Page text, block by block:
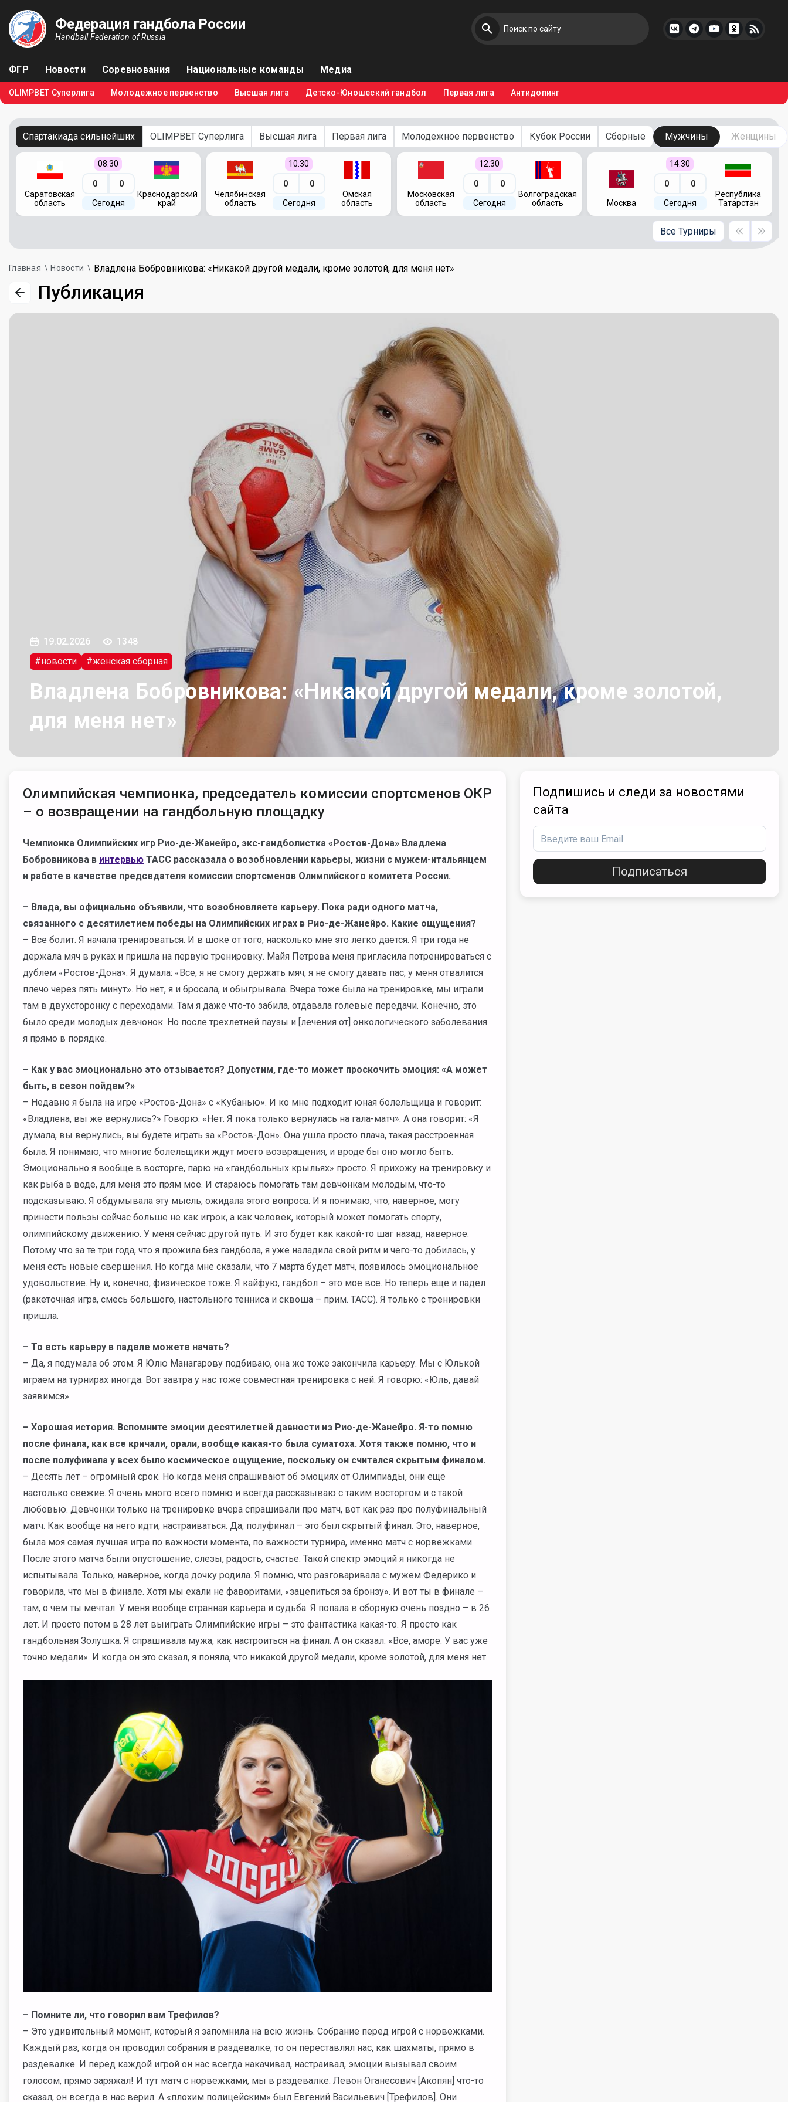
Федерация гандбола России
Handball Federation of Russia
ФГР Новости Соревнования Национальные команды Медиа
OLIMPBET Суперлига Молодежное первенство Высшая лига Детско-Юношеский гандбол Первая лига Антидопинг
Спартакиада сильнейших OLIMPBET Суперлига Высшая лига Первая лига Молодежное первенство Кубок России Сборные Мужчины Женщины
Саратовская
область
08:30
0 0
Сегодня
Краснодарский
край
Челябинская
область
10:30
0 0
Сегодня
Омская
область
Московская
область
12:30
0 0
Сегодня
Волгоградская
область
Москва
14:30
0 0
Сегодня
Республика
Татарстан
Все Турниры
Главная Новости Владлена Бобровникова: «Никакой другой медали, кроме золотой, для меня нет»
Публикация
19.02.2026
1348
#новости
#женская сборная
Владлена Бобровникова: «Никакой другой медали, кроме золотой,
для меня нет»
Олимпийская чемпионка, председатель комиссии спортсменов ОКР
– о возвращении на гандбольную площадку
Чемпионка Олимпийских игр Рио-де-Жанейро, экс-гандболистка «Ростов-Дона» Владлена
Бобровникова в интервью ТАСС рассказала о возобновлении карьеры, жизни с мужем-итальянцем
и работе в качестве председателя комиссии спортсменов Олимпийского комитета России.
– Влада, вы официально объявили, что возобновляете карьеру. Пока ради одного матча,
связанного с десятилетием победы на Олимпийских играх в Рио-де-Жанейро. Какие ощущения?
– Все болит. Я начала тренироваться. И в шоке от того, насколько мне это легко дается. Я три года не
держала мяч в руках и пришла на первую тренировку. Майя Петрова меня пригласила потренироваться с
дублем «Ростов-Дона». Я думала: «Все, я не смогу держать мяч, я не смогу давать пас, у меня отвалится
плечо через пять минут». Но нет, я и бросала, и обыгрывала. Вчера тоже была на тренировке, мы играли
там в двухсторонку с переходами. Там я даже что-то забила, отдавала голевые передачи. Конечно, это
было среди молодых девчонок. Но после трехлетней паузы и [лечения от] онкологического заболевания
я прямо в порядке.
– Как у вас эмоционально это отзывается? Допустим, где-то может проскочить эмоция: «А может
быть, в сезон пойдем?»
– Недавно я была на игре «Ростов-Дона» с «Кубанью». И ко мне подходит юная болельщица и говорит:
«Владлена, вы же вернулись?» Говорю: «Нет. Я пока только вернулась на гала-матч». А она говорит: «Я
думала, вы вернулись, вы будете играть за «Ростов-Дон». Она ушла просто плача, такая расстроенная
была. Я понимаю, что многие болельщики ждут моего возвращения, и вроде бы оно могло быть.
Эмоционально я вообще в восторге, парю на «гандбольных крыльях» просто. Я прихожу на тренировку и
как рыба в воде, для меня это прям мое. И стараюсь помогать там девчонкам молодым, что-то
подсказываю. Я обдумывала эту мысль, ожидала этого вопроса. И я понимаю, что, наверное, могу
принести пользы сейчас больше не как игрок, а как человек, который может помогать спорту,
олимпийскому движению. У меня сейчас другой путь. И это будет как какой-то шаг назад, наверное.
Потому что за те три года, что я прожила без гандбола, я уже наладила свой ритм и чего-то добилась, у
меня есть новые свершения. Но когда мне сказали, что 7 марта будет матч, появилось эмоциональное
удовольствие. Ну и, конечно, физическое тоже. Я кайфую, гандбол – это мое все. Но теперь еще и падел
(ракеточная игра, смесь большого, настольного тенниса и сквоша – прим. ТАСС). Я только с тренировки
пришла.
– То есть карьеру в паделе можете начать?
– Да, я подумала об этом. Я Юлю Манагарову подбиваю, она же тоже закончила карьеру. Мы с Юлькой
играем на турнирах иногда. Вот завтра у нас тоже совместная тренировка с ней. Я говорю: «Юль, давай
заявимся».
– Хорошая история. Вспомните эмоции десятилетней давности из Рио-де-Жанейро. Я-то помню
после финала, как все кричали, орали, вообще какая-то была суматоха. Хотя также помню, что и
после полуфинала у всех было космическое ощущение, поскольку он считался скрытым финалом.
– Десять лет – огромный срок. Но когда меня спрашивают об эмоциях от Олимпиады, они еще
настолько свежие. Я очень много всего помню и всегда рассказываю с таким восторгом и с такой
любовью. Девчонки только на тренировке вчера спрашивали про матч, вот как раз про полуфинальный
матч. Как вообще на него идти, настраиваться. Да, полуфинал – это был скрытый финал. Это, наверное,
была моя самая лучшая игра по важности момента, по важности турнира, именно матч с норвежками.
После этого матча были опустошение, слезы, радость, счастье. Такой спектр эмоций я никогда не
испытывала. Только, наверное, когда дочку родила. Я помню, что разговаривала с мужем Федерико и
говорила, что мы в финале. Хотя мы ехали не фаворитами, «зацепиться за бронзу». И вот ты в финале –
там, о чем ты мечтал. У меня вообще странная карьера и судьба. Я попала в сборную очень поздно – в 26
лет. И просто потом в 28 лет выиграть Олимпийские игры – это фантастика какая-то. Я просто как
гандбольная Золушка. Я спрашивала мужа, как настроиться на финал. А он сказал: «Все, аморе. У вас уже
точно медали». И когда он это сказал, я поняла, что никакой другой медали, кроме золотой, для меня нет.
– Помните ли, что говорил вам Трефилов?
– Это удивительный момент, который я запомнила на всю жизнь. Собрание перед игрой с норвежками.
Каждый раз, когда он проводил собрания в раздевалке, то он переставлял нас, как шахматы, прямо в
раздевалке. И перед каждой игрой он нас всегда накачивал, настраивал, эмоции вызывал своим
голосом, прямо заряжал! И тут матч с норвежками, мы в раздевалке. Левон Оганесович [Акопян] что-то
сказал, он всегда в нас верил. А «плохим полицейским» был Евгений Васильевич [Трефилов]. Они
Подпишись и следи за новостями
сайта
Подписаться